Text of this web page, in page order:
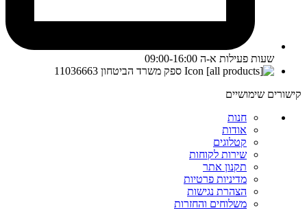
שעות פעילות א-ה 09:00-16:00
ספק משרד הביטחון 11036663
קישורים שימושיים
חנות
אודות
קטלוגים
שירות לקוחות
תקנון אתר
מדיניות פרטיות
הצהרת נגישות
משלוחים והחזרות